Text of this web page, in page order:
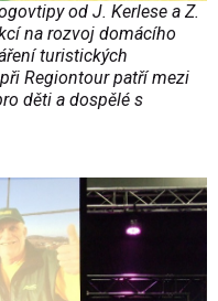
od J. Kerlese a Z.
na rozvoj domácího
turistických
Regiontour patří mezi
děti a dospělé s